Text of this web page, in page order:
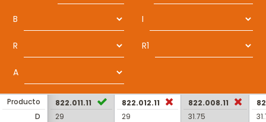
B I
R R1
A
Producto
D
822.011.11
29
822.012.11
29
822.008.11
31.75